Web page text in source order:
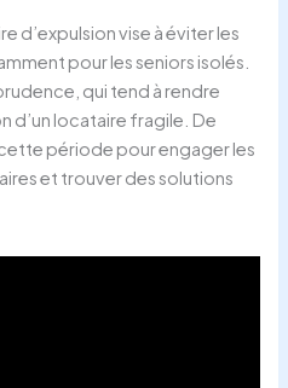
d’expulsion vise à éviter les
pour les seniors isolés.
qui tend à rendre
d’un locataire fragile. De
période pour engager les
et trouver des solutions